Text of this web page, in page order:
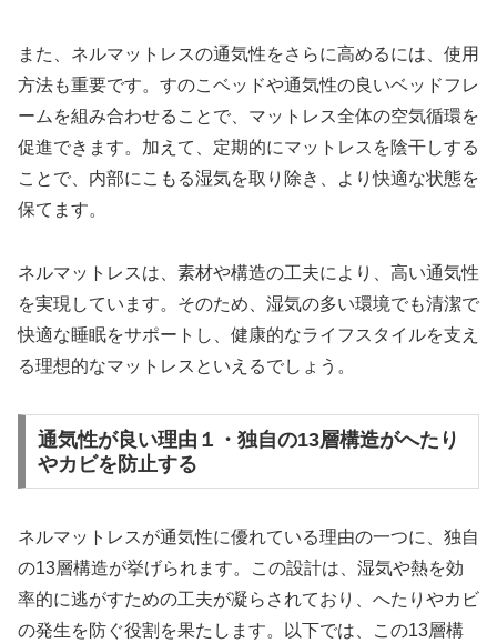
また、ネルマットレスの通気性をさらに高めるには、使用
方法も重要です。すのこベッドや通気性の良いベッドフレ
ームを組み合わせることで、マットレス全体の空気循環を
促進できます。加えて、定期的にマットレスを陰干しする
ことで、内部にこもる湿気を取り除き、より快適な状態を
保てます。
ネルマットレスは、素材や構造の工夫により、高い通気性
を実現しています。そのため、湿気の多い環境でも清潔で
快適な睡眠をサポートし、健康的なライフスタイルを支え
る理想的なマットレスといえるでしょう。
通気性が良い理由１・独自の13層構造がへたり
やカビを防止する
ネルマットレスが通気性に優れている理由の一つに、独自
の13層構造が挙げられます。この設計は、湿気や熱を効
率的に逃がすための工夫が凝らされており、へたりやカビ
の発生を防ぐ役割を果たします。以下では、この13層構